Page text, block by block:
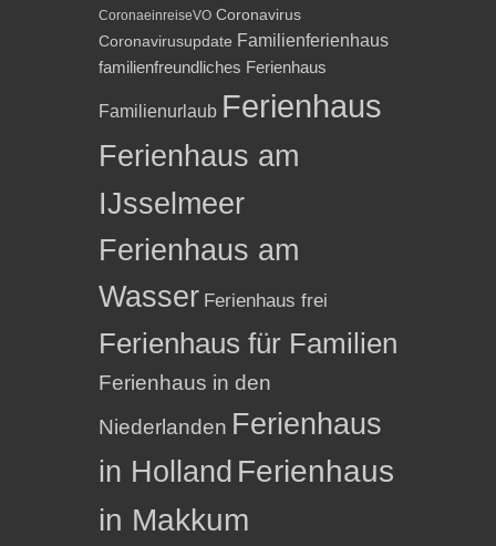
CoronaeinreiseVO Coronavirus
Coronavirusupdate Familienferienhaus
familienfreundliches Ferienhaus
Familienurlaub Ferienhaus
Ferienhaus am
IJsselmeer
Ferienhaus am
Wasser Ferienhaus frei
Ferienhaus für Familien
Ferienhaus in den
Niederlanden Ferienhaus
in Holland Ferienhaus
in Makkum